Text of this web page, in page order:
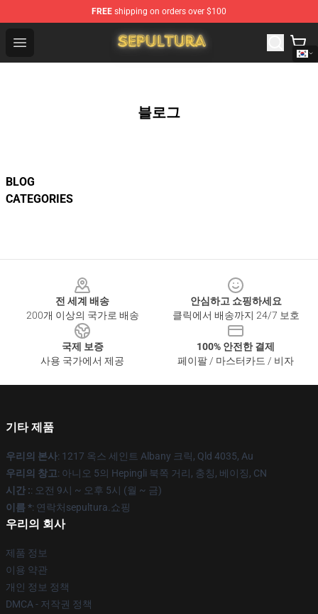
FREE shipping on orders over $100
Open menu
Sepultura Store - Official Sepultura Merchandise Shop
블로그
BLOG
CATEGORIES
전 세계 배송
200개 이상의 국가로 배송
안심하고 쇼핑하세요
클릭에서 배송까지 24/7 보호
국제 보증
사용 국가에서 제공
100% 안전한 결제
페이팔 / 마스터카드 / 비자
기타 제품
우리의 본사: 1217 옥스 세인트 Albany 크릭, Qld 4035, Au
우리의 창고: 아니오 5의 Hepingli 북쪽 거리, 충칭, 베이징, CN
시간 :: 오전 9시 ~ 오후 5시 (월 ~ 금)
이름 *: 연락처sepultura.쇼핑
우리의 회사
제품 정보
이용 약관
개인 정보 정책
DMCA - 저작권 정책